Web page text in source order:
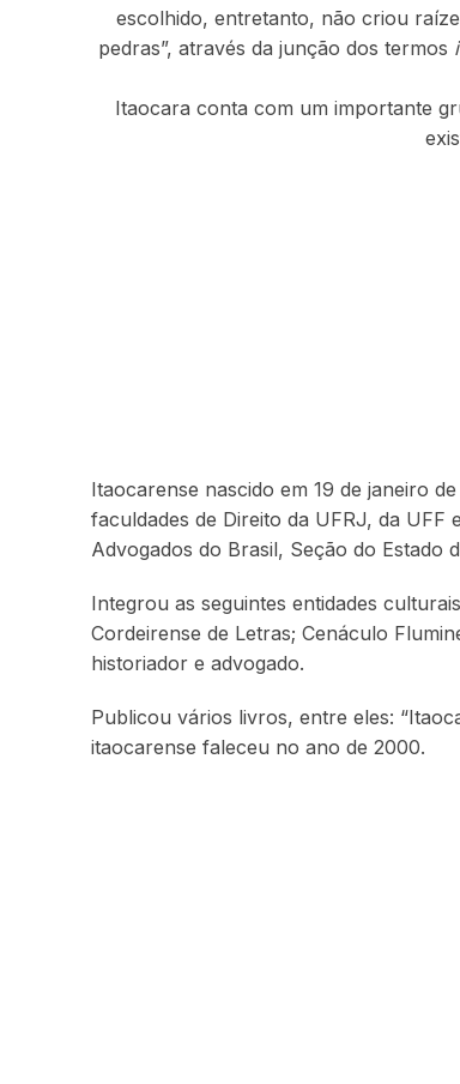
escolhido, entretanto, não criou
pedras”, através da junção dos termos
Itaocara conta com um importante
Itaocarense nascido em 19 de janeiro
faculdades de Direito da UFRJ, da
Advogados do Brasil, Seção do Estado
Integrou as seguintes entidades
Cordeirense de Letras; Cenáculo
historiador e advogado.
Publicou vários livros, entre eles:
itaocarense faleceu no ano de 2000.